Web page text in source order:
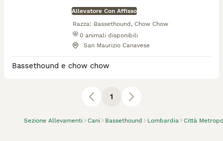
Sezione Allevamenti Cani Bassethound Lombardia Città
Allevatore Con Affisso
Razza: Bassethound, Chow Chow
0 animali disponibili
San Maurizio Canavese
Bassethound e chow chow
1